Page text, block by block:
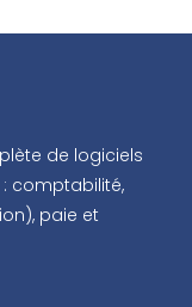
de logiciels
comptabilité,
paie et